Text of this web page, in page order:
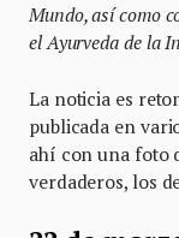
Mundo, así como
el Ayurveda de la
La noticia es
publicada en
ahí con una foto
verdaderos, los